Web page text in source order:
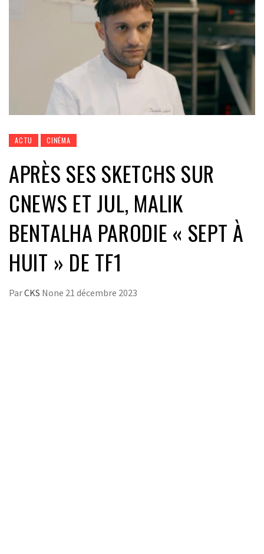
ACTU CINÉMA
APRÈS SES SKETCHS SUR
CNEWS ET JUL, MALIK
BENTALHA PARODIE « SEPT À
HUIT » DE TF1
ParCKS None 21 décembre 2023